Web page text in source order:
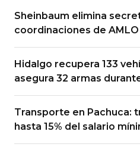
Sheinbaum elimina
coordinaciones de
Hidalgo recupera 133
asegura 32 armas
Transporte en Pachuca:
hasta 15% del salario